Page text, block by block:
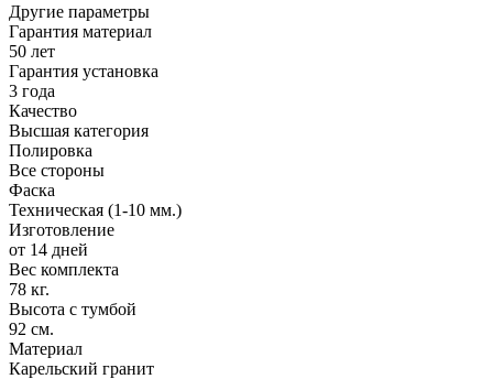
Другие параметры
Гарантия материал
50 лет
Гарантия установка
3 года
Качество
Высшая категория
Полировка
Все стороны
Фаска
Техническая (1-10 мм.)
Изготовление
от 14 дней
Вес комплекта
78 кг.
Высота с тумбой
92 см.
Материал
Карельский гранит